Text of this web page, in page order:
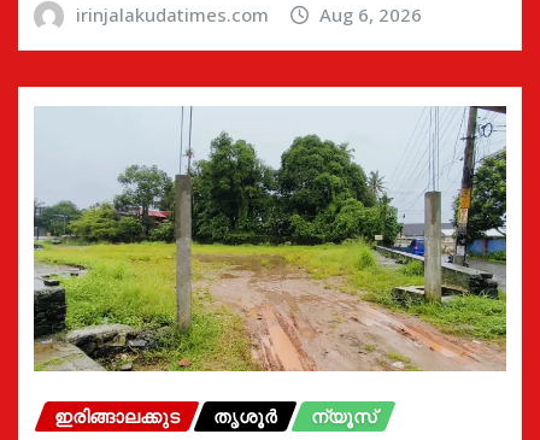
irinjalakudatimes.com Aug 6, 2026
ഇരിങ്ങാലക്കുട തൃശൂർ ന്യൂസ്